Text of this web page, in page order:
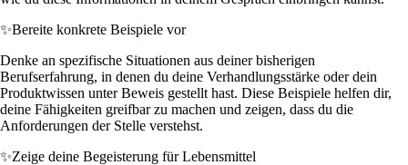
✨Bereite konkrete Beispiele vor
Denke an spezifische Situationen aus deiner bisherigen
Berufserfahrung, in denen du deine Verhandlungsstärke oder dein
Produktwissen unter Beweis gestellt hast. Diese Beispiele helfen dir,
deine Fähigkeiten greifbar zu machen und zeigen, dass du die
Anforderungen der Stelle verstehst.
✨Zeige deine Begeisterung für Lebensmittel